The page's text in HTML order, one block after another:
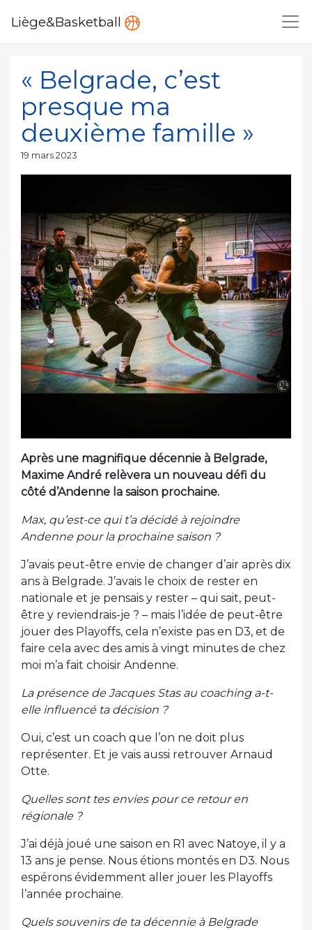
Liège&Basketball
« Belgrade, c’est
presque ma
deuxième famille »
Publié
19 mars 2023
Après une magnifique décennie à Belgrade,
Maxime André relèvera un nouveau défi du
côté d’Andenne la saison prochaine.
Max, qu’est-ce qui t’a décidé à rejoindre
Andenne pour la prochaine saison ?
J’avais peut-être envie de changer d’air après dix
ans à Belgrade. J’avais le choix de rester en
nationale et je pensais y rester – qui sait, peut-
être y reviendrais-je ? – mais l’idée de peut-être
jouer des Playoffs, cela n’existe pas en D3, et de
faire cela avec des amis à vingt minutes de chez
moi m’a fait choisir Andenne.
La présence de Jacques Stas au coaching a-t-
elle influencé ta décision ?
Oui, c’est un coach que l’on ne doit plus
représenter. Et je vais aussi retrouver Arnaud
Otte.
Quelles sont tes envies pour ce retour en
régionale ?
J’ai déjà joué une saison en R1 avec Natoye, il y a
13 ans je pense. Nous étions montés en D3. Nous
espérons évidemment aller jouer les Playoffs
l’année prochaine.
Quels souvenirs de ta décennie à Belgrade